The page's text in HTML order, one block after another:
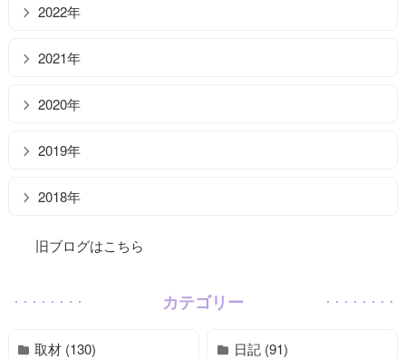
2022年
2021年
2020年
2019年
2018年
旧ブログはこちら
カテゴリー
取材 (130) 日記 (91)